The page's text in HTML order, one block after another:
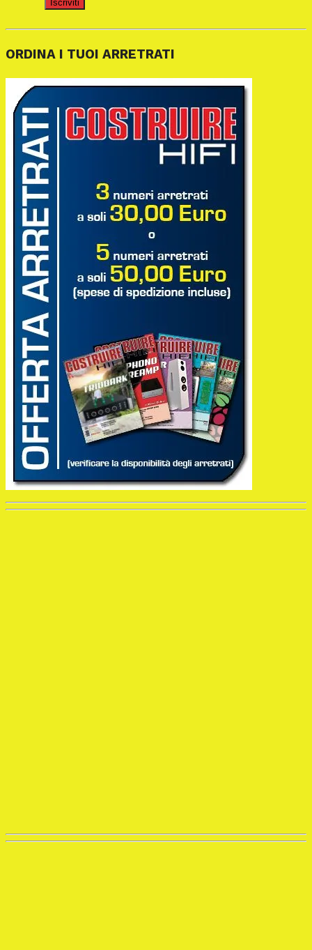
Iscriviti
ORDINA I TUOI ARRETRATI